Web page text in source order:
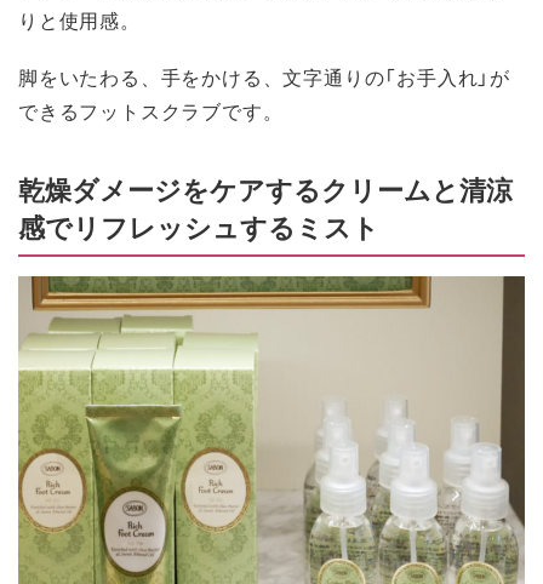
りと使用感。
脚をいたわる、手をかける、文字通りの「お手入れ」が
できるフットスクラブです。
乾燥ダメージをケアするクリームと清涼
感でリフレッシュするミスト